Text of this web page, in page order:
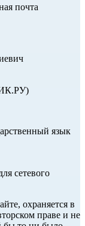
почта
язык
сетевого
охраняется в
праве и не